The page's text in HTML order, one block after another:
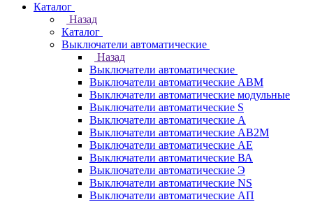
Каталог
Назад
Каталог
Выключатели автоматические
Назад
Выключатели автоматические
Выключатели автоматические АВМ
Выключатели автоматические модульные
Выключатели автоматические S
Выключатели автоматические А
Выключатели автоматические АВ2М
Выключатели автоматические АЕ
Выключатели автоматические ВА
Выключатели автоматические Э
Выключатели автоматические NS
Выключатели автоматические АП